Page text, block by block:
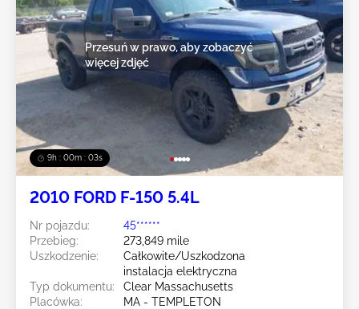
9h : 00m : 01s
Przesuń w prawo, aby zobaczyć
więcej zdjęć
2010 FORD F-150 5.4L
Nr pojazdu:
45******
Przebieg:
273,849 mile
Uszkodzenie:
Całkowite/Uszkodzona
instalacja elektryczna
Typ dokumentu:
Clear Massachusetts
Placówka:
MA - TEMPLETON